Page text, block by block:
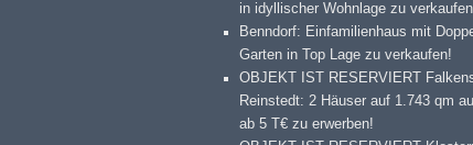
in idyllischer Wohnlage zu
Benndorf: Einfamilienhaus mit
Garten in Top Lage zu verkaufen!
OBJEKT IST RESERVIERT
Reinstedt: 2 Häuser auf 1.743 qm
ab 5 T€ zu erwerben!